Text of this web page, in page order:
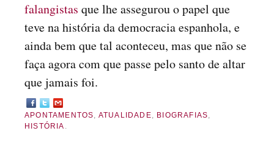
falangistas que lhe assegurou o papel que
teve na história da democracia espanhola, e
ainda bem que tal aconteceu, mas que não se
faça agora com que passe pelo santo de altar
que jamais foi.
APONTAMENTOS, ATUALIDADE, BIOGRAFIAS,
HISTÓRIA .